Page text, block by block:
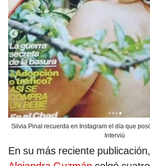
Silvia Pinal recuerda en Instagram el día que
Interviú
En su más reciente